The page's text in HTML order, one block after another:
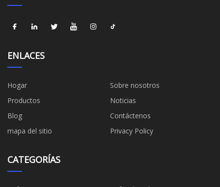
ENLACES
Hogar
Sobre nosotros
Productos
Noticias
Blog
Contáctenos
mapa del sitio
Privacy Policy
CATEGORÍAS